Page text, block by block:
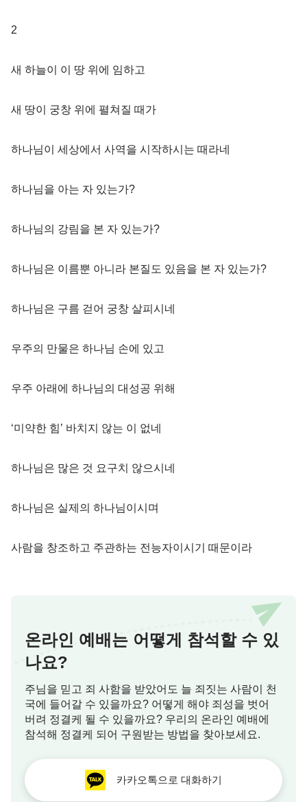
2
새 하늘이 이 땅 위에 임하고
새 땅이 궁창 위에 펼쳐질 때가
하나님이 세상에서 사역을 시작하시는 때라네
하나님을 아는 자 있는가?
하나님의 강림을 본 자 있는가?
하나님은 이름뿐 아니라 본질도 있음을 본 자 있는가?
하나님은 구름 걷어 궁창 살피시네
우주의 만물은 하나님 손에 있고
우주 아래에 하나님의 대성공 위해
‘미약한 힘’ 바치지 않는 이 없네
하나님은 많은 것 요구치 않으시네
하나님은 실제의 하나님이시며
사람을 창조하고 주관하는 전능자이시기 때문이라
온라인 예배는 어떻게 참석할 수 있
나요?
주님을 믿고 죄 사함을 받았어도 늘 죄짓는 사람이 천
국에 들어갈 수 있을까요? 어떻게 해야 죄성을 벗어
버려 정결케 될 수 있을까요? 우리의 온라인 예배에
참석해 정결케 되어 구원받는 방법을 찾아보세요.
카카오톡으로 대화하기